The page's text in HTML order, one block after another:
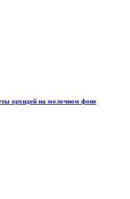
орхидей на молочном фоне